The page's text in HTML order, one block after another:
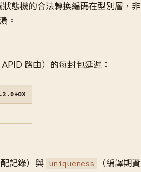
狀態機的合法轉換編碼在型別層，非
。
路由）的每封包延遲：
配記錄）與 uniqueness
（編譯期資